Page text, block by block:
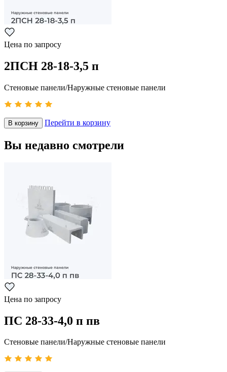
Цена по запросу
2ПСН 28-18-3,5 п
Стеновые панели/Наружные стеновые панели
В корзину Перейти в корзину
Вы недавно смотрели
Цена по запросу
ПС 28-33-4,0 п пв
Стеновые панели/Наружные стеновые панели